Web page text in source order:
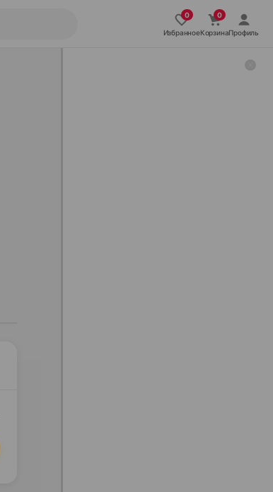
ИзбранноеКорзинаПрофиль